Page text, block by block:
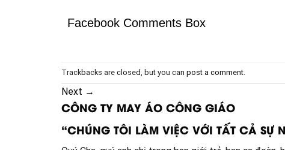
Facebook Comments Box
Trackbacks are closed, but you can post a comment
Next →
CÔNG TY MAY ÁO CÔNG GIÁO
“CHÚNG TÔI LÀM VIỆC VỚI TẤT CẢ SỰ